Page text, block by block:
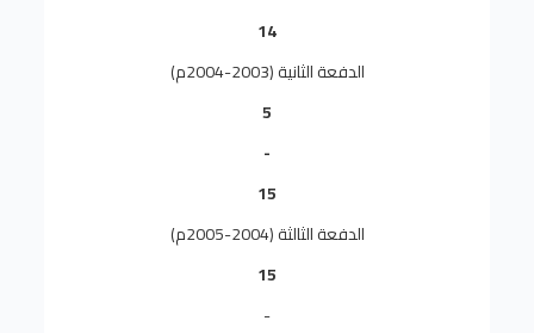
14
الدفعة الثانية (2003-2004م)
5
-
15
الدفعة الثالثة (2004-2005م)
15
-